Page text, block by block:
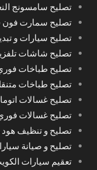
تصليح سامسونج
تصليح سمارت فون في
تصليح سيارات و تبديل
تصليح شاشات
تصليح طباخات
تصليح طباخات
تصليح غسالات
تصليح غسالات
تصليح و تنظيف
تصليح و صيانة
تعقيم سيارات